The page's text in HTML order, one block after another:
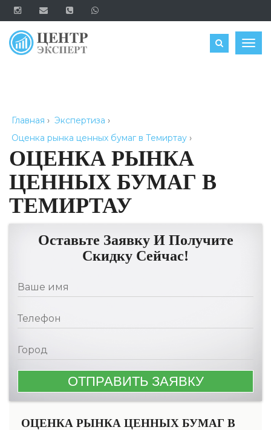
ОЦЕНИТЬ
Главная › Экспертиза ›
Оценка рынка ценных бумаг в Темиртау ›
ОЦЕНКА РЫНКА
ЦЕННЫХ БУМАГ В
ТЕМИРТАУ
Оставьте Заявку И Получите
Скидку Сейчас!
ОЦЕНКА РЫНКА ЦЕННЫХ БУМАГ В